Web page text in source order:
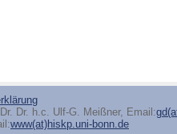
Dr. h.c. Ulf-G. Meißner, Email:
www(at)hiskp.uni-bonn.de